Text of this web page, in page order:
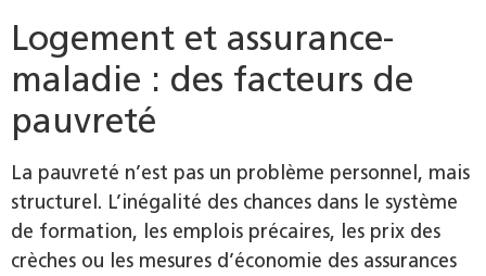
Logement et assurance-
maladie : des facteurs de
pauvreté
La pauvreté n’est pas un problème personnel, mais
structurel. L’inégalité des chances dans le système
de formation, les emplois précaires, les prix des
crèches ou les mesures d’économie des assurances